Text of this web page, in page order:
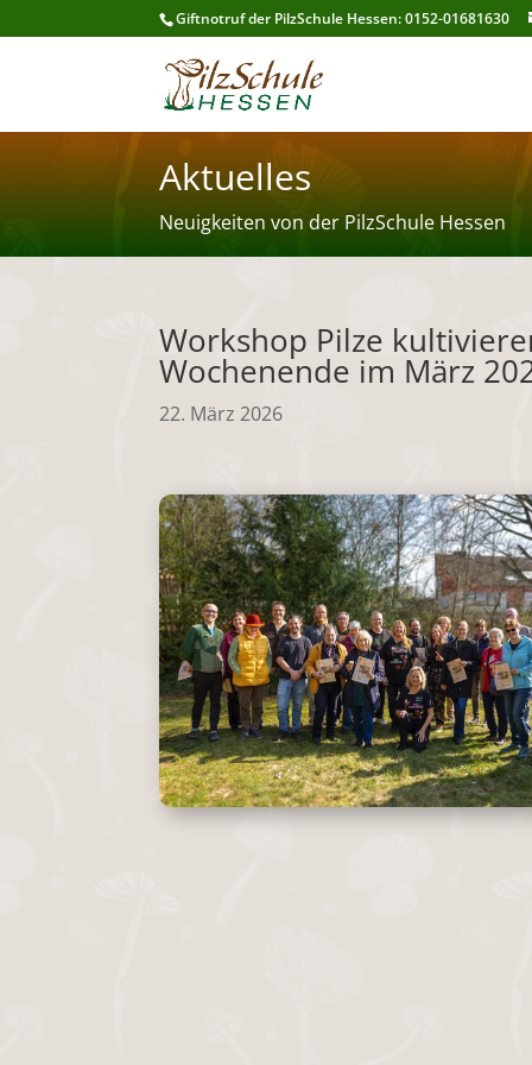
Giftnotruf der PilzSchule Hessen: 0152-01681630
Aktuelles
Neuigkeiten von der PilzSchule Hessen
Workshop Pilze
Wochenende im März
22. März 2026